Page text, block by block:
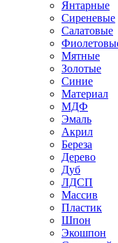
Янтарные
Сиреневые
Салатовые
Мятные
Золотые
Синие
Материал
МДФ
Эмаль
Акрил
Береза
Дерево
Дуб
ЛДСП
Массив
Пластик
Шпон
Экошпон